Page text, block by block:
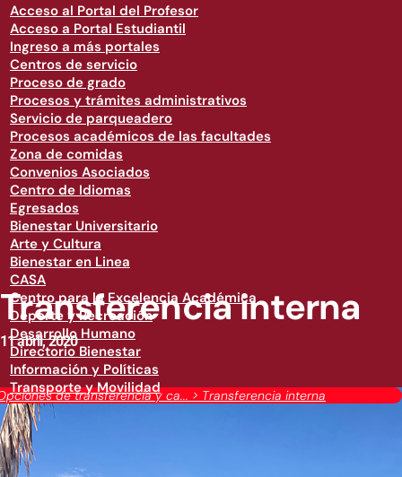
Acceso al Portal del Profesor
Acceso a Portal Estudiantil
Ingreso a más portales
Centros de servicio
Proceso de grado
Procesos y trámites administrativos
Servicio de parqueadero
Procesos académicos de las facultades
Zona de comidas
Convenios Asociados
Centro de Idiomas
Egresados
Bienestar Universitario
Arte y Cultura
Bienestar en Linea
CASA
Centro para la Excelencia Académica
Deporte y Recreación
Desarrollo Humano
Directorio Bienestar
Información y Políticas
Transporte y Movilidad
de transferencia y ca... > Transferencia interna
Transferencia interna
11 abril, 2020